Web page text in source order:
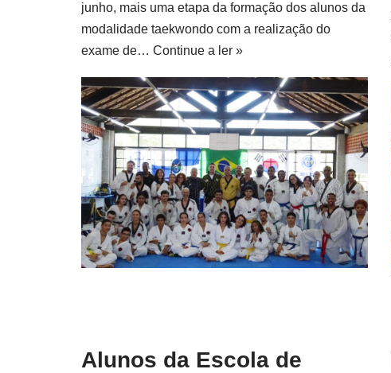
junho, mais uma etapa da formação dos alunos da
modalidade taekwondo com a realização do
exame de… Continue a ler »
Alunos da Escola de